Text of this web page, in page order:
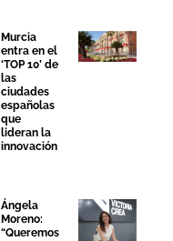
Murcia
entra en el
‘TOP 10’ de
las
ciudades
españolas
que
lideran la
innovación
Ángela
Moreno:
“Queremos